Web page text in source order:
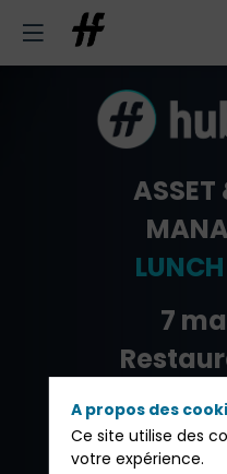
ASSET
7
A propos des
Ce site utilise des
votre expérience.